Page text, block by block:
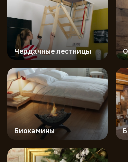
Чердачные лестницы
Биокамины